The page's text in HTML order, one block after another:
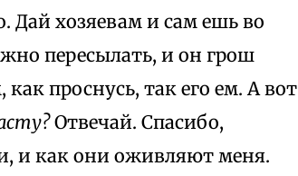
Дай хозяевам и сам ешь во
пересылать, и он грош
проснусь, так его ем. А вот
Отвечай. Спасибо,
и как они оживляют меня.